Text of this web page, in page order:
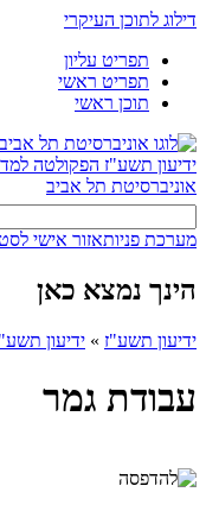
דילוג לתוכן העיקרי
תפריט עליון
תפריט ראשי
תוכן ראשי
ידיעון תשע"ז הפקולטה
אוניברסיטת תל אביב
מערכת פניותאזור אישי
הינך נמצא כאן
ידיעון תשע"ז » ידיעון
עבודת גמר